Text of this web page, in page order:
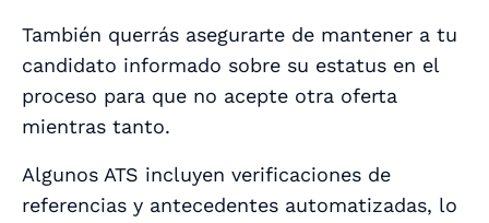
También querrás asegurarte de mantener a tu
candidato informado sobre su estatus en el
proceso para que no acepte otra oferta
mientras tanto.
Algunos ATS incluyen verificaciones de
referencias y antecedentes automatizadas, lo